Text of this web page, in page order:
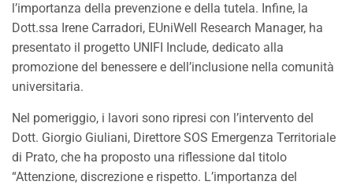
l’importanza della prevenzione e della tutela. Infine, la
Dott.ssa Irene Carradori, EUniWell Research Manager, ha
presentato il progetto UNIFI Include, dedicato alla
promozione del benessere e dell’inclusione nella comunità
universitaria.
Nel pomeriggio, i lavori sono ripresi con l’intervento del
Dott. Giorgio Giuliani, Direttore SOS Emergenza Territoriale
di Prato, che ha proposto una riflessione dal titolo
“Attenzione, discrezione e rispetto. L’importanza del